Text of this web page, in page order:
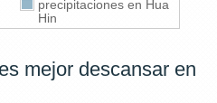
precipitaciones en Hua
Hin
mejor descansar en